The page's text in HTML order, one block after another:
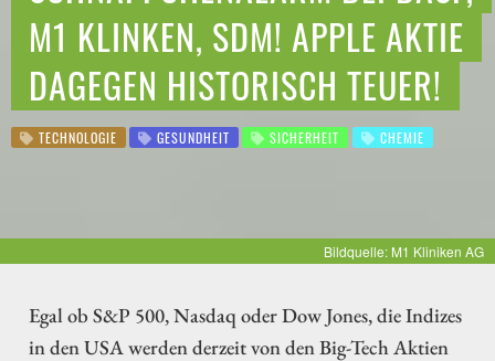
M1 KLINKEN, SDM! APPLE AKTIE
DAGEGEN HISTORISCH TEUER!
TECHNOLOGIE GESUNDHEIT SICHERHEIT CHEMIE
Bildquelle: M1 Kliniken AG
Egal ob S&P 500, Nasdaq oder Dow Jones, die Indizes
in den USA werden derzeit von den Big-Tech Aktien